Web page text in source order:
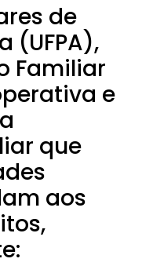
de
(UFPA),
Familiar
e
que
aos